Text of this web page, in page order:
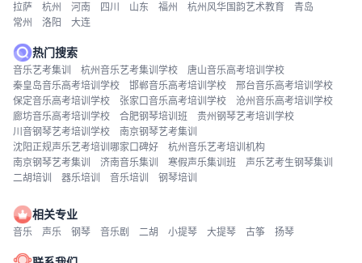
拉萨
杭州 河南 四川 山东 福州 杭州风华国韵艺术教育
青岛
常州
洛阳 大连
热门搜索
音乐艺考集训 杭州音乐艺考集训学校
唐山音乐高考培训学校
秦皇岛音乐高考培训学校
邯郸音乐高考培训学校
邢台音乐高考培训学校
保定音乐高考培训学校
张家口音乐高考培训学校
沧州音乐高考培训学校
廊坊音乐高考培训学校
合肥钢琴培训班
贵州钢琴艺考培训学校
川音钢琴艺考培训学校
南京钢琴艺考集训
沈阳正规声乐艺考培训哪家口碑好
杭州音乐艺考培训机构
南京钢琴艺考集训
济南音乐集训 寒假声乐集训班
声乐艺考生钢琴集训
二胡培训
器乐培训 音乐培训 钢琴培训
相关专业
音乐 声乐 钢琴 音乐剧 二胡 小提琴 大提琴 古筝 扬琴